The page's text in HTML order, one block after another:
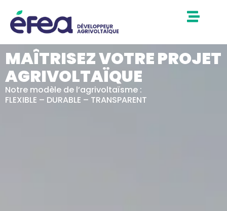
MAÎTRISEZ VOTRE PROJET
AGRIVOLTAÏQUE
Notre modèle de l’agrivoltaïsme :
FLEXIBLE – DURABLE – TRANSPARENT